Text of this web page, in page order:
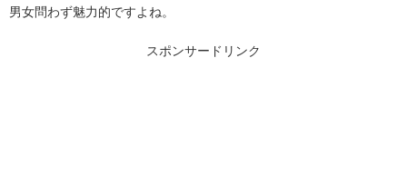
男女問わず魅力的ですよね。
スポンサードリンク